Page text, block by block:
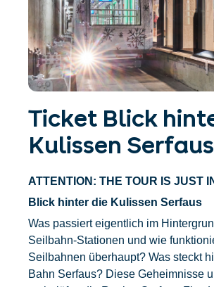
Accommodatie
Ticket-
+43/5476/6239
info@serfaus-fiss-ladis.at